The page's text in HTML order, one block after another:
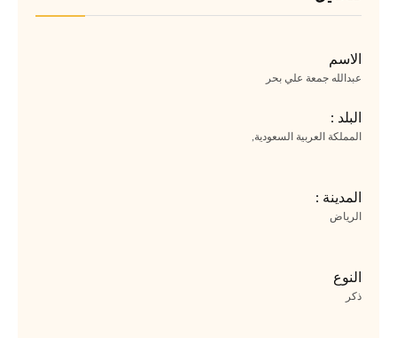
الاسم
عبدالله جمعة علي بحر
البلد :
المملكة العربية السعودية,
المدينة :
الرياض
النوع
ذكر